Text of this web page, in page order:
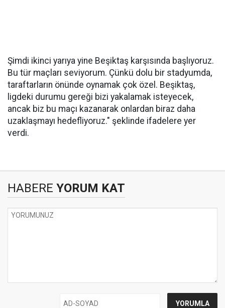
Şimdi ikinci yarıya yine Beşiktaş karşısında başlıyoruz.
Bu tür maçları seviyorum. Çünkü dolu bir stadyumda,
taraftarların önünde oynamak çok özel. Beşiktaş,
ligdeki durumu gereği bizi yakalamak isteyecek,
ancak biz bu maçı kazanarak onlardan biraz daha
uzaklaşmayı hedefliyoruz." şeklinde ifadelere yer
verdi.
HABERE YORUM KAT